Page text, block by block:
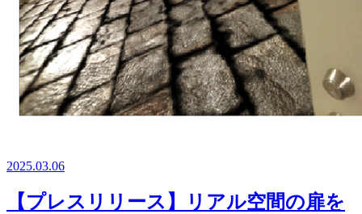
2025.03.06
【プレスリリース】リアル空間の扉を